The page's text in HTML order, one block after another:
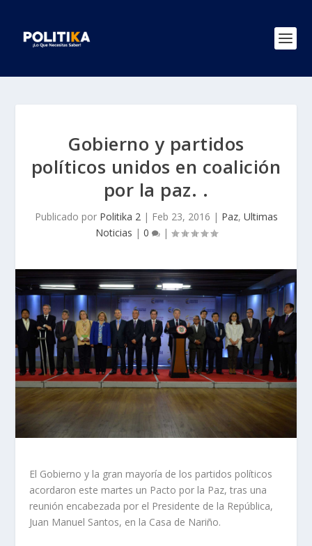
Gobierno y partidos
políticos unidos en coalición
por la paz. .
Publicado por Politika 2| Feb 23, 2016 | Paz, Ultimas
Noticias | 0 |
El Gobierno y la gran mayoría de los partidos políticos
acordaron este martes un Pacto por la Paz, tras una
reunión encabezada por el Presidente de la República,
Juan Manuel Santos, en la Casa de Nariño.